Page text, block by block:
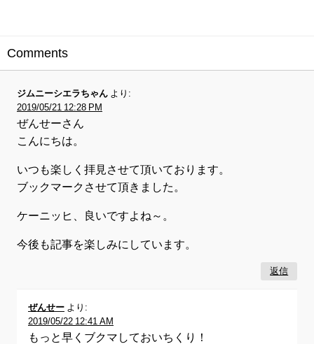
Comments
ジムニーシエラちゃん より:
2019/05/21 12:28 PM
ぜんせーさん
こんにちは。
いつも楽しく拝見させて頂いております。
ブックマークさせて頂きました。
ケーニッヒ、良いですよね～。
今後も記事を楽しみにしています。
返信
ぜんせー より:
2019/05/22 12:41 AM
もっと早くブクマしておいちくり！